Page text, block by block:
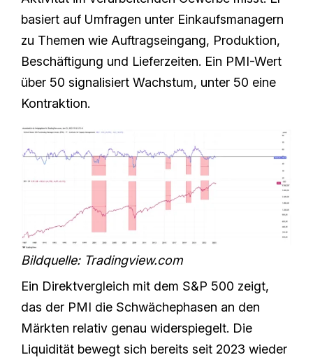
basiert auf Umfragen unter Einkaufsmanagern
zu Themen wie Auftragseingang, Produktion,
Beschäftigung und Lieferzeiten. Ein PMI-Wert
über 50 signalisiert Wachstum, unter 50 eine
Kontraktion.
Bildquelle: Tradingview.com
Ein Direktvergleich mit dem S&P 500 zeigt,
das der PMI die Schwächephasen an den
Märkten relativ genau widerspiegelt. Die
Liquidität bewegt sich bereits seit 2023 wieder